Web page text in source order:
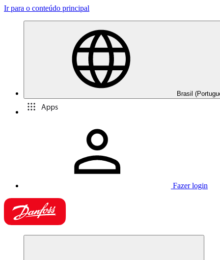
Ir para o conteúdo principal
Brasil
Apps
Fazer login